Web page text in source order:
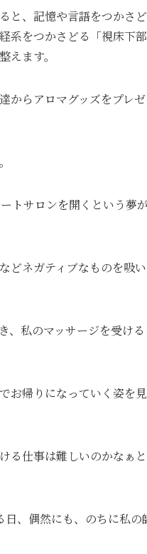
と、記憶や言語をつかさ
系をつかさどる「視床下
えます。
からアロマグッズをプレ
トサロンを開くという夢
どネガティブなものを吸
、私のマッサージを受け
お帰りになっていく姿を
る仕事は難しいのかなぁ
、偶然にも、のちに私の